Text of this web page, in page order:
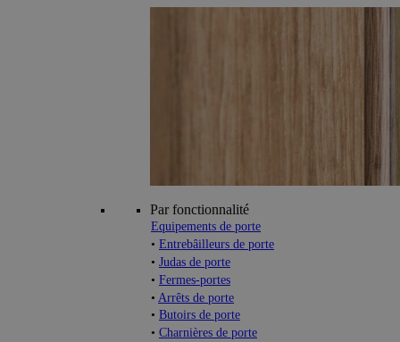
Par fonctionnalité
Equipements de porte
• Entrebâilleurs de porte
• Judas de porte
• Fermes-portes
• Arrêts de porte
• Butoirs de porte
• Charnières de porte